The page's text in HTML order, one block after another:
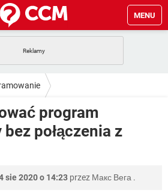
MENU
WHATSAPP
NETFLIX
FACEBOOK
TIKTOK
WHATSAPP
NETFLIX
TIKTOK
WHATSAPP
program
połączenia z
sie 2020 o 14:23 przez Макс Вега .